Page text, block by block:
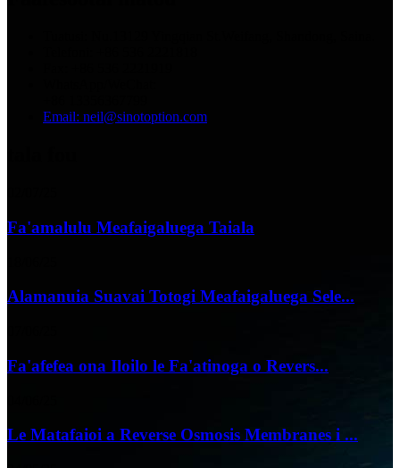
Email: neil@sinotoption.com
Fa'amalulu Meafaigaluega Taiala
Alamanuia Suavai Totogi Meafaigaluega Sele...
Fa'afefea ona Iloilo le Fa'atinoga o Revers...
Le Matafaioi a Reverse Osmosis Membranes i ...